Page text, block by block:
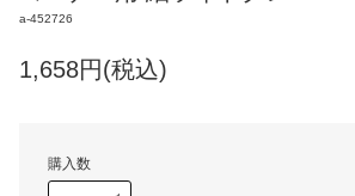
a-452726
1,658円(税込)
購入数